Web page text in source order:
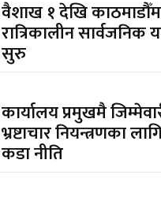
वैशाख १ देखि
रात्रिकालीन सार्वजनिक
सुरु
कार्यालय प्रमुखमै
भ्रष्टाचार नियन्त्रणका
कडा नीति